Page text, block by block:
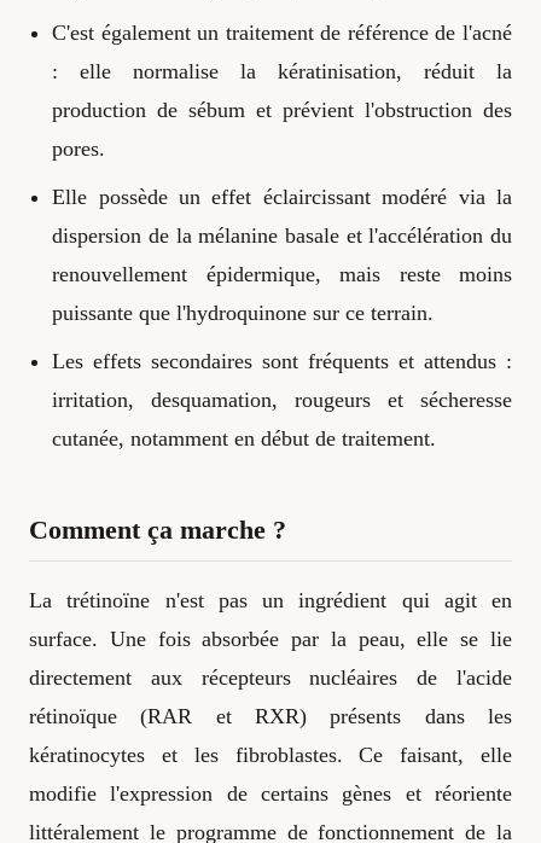
C'est également un traitement de référence de l'acné
: elle normalise la kératinisation, réduit la
production de sébum et prévient l'obstruction des
pores.
Elle possède un effet éclaircissant modéré via la
dispersion de la mélanine basale et l'accélération du
renouvellement épidermique, mais reste moins
puissante que l'hydroquinone sur ce terrain.
Les effets secondaires sont fréquents et attendus :
irritation, desquamation, rougeurs et sécheresse
cutanée, notamment en début de traitement.
Comment ça marche ?
La trétinoïne n'est pas un ingrédient qui agit en
surface. Une fois absorbée par la peau, elle se lie
directement aux récepteurs nucléaires de l'acide
rétinoïque (RAR et RXR) présents dans les
kératinocytes et les fibroblastes. Ce faisant, elle
modifie l'expression de certains gènes et réoriente
littéralement le programme de fonctionnement de la